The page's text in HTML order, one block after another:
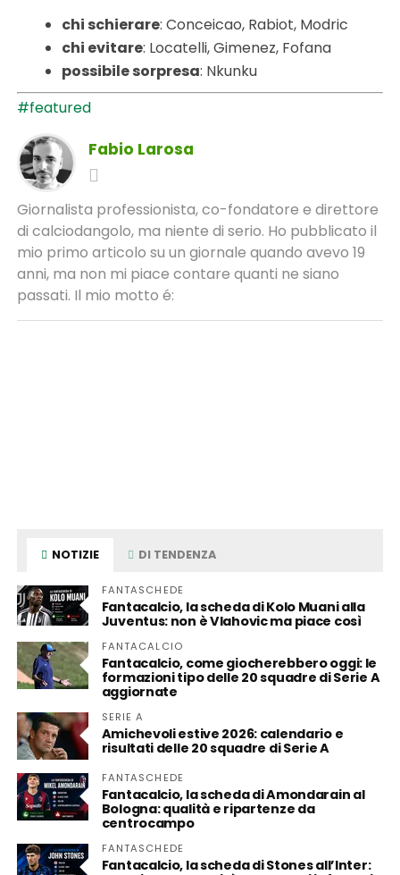
chi schierare: Conceicao, Rabiot, Modric
chi evitare: Locatelli, Gimenez, Fofana
possibile sorpresa: Nkunku
#featured
Fabio Larosa
Giornalista professionista, co-fondatore e direttore
di calciodangolo, ma niente di serio. Ho pubblicato il
mio primo articolo su un giornale quando avevo 19
anni, ma non mi piace contare quanti ne siano
passati. Il mio motto é:
NOTIZIE DI TENDENZA
FANTASCHEDE
Fantacalcio, la scheda di Kolo Muani alla
Juventus: non è Vlahovic ma piace così
FANTACALCIO
Fantacalcio, come giocherebbero oggi: le
formazioni tipo delle 20 squadre di Serie A
aggiornate
SERIE A
Amichevoli estive 2026: calendario e
risultati delle 20 squadre di Serie A
FANTASCHEDE
Fantacalcio, la scheda di Amondarain al
Bologna: qualità e ripartenze da
centrocampo
FANTASCHEDE
Fantacalcio, la scheda di Stones all’Inter: